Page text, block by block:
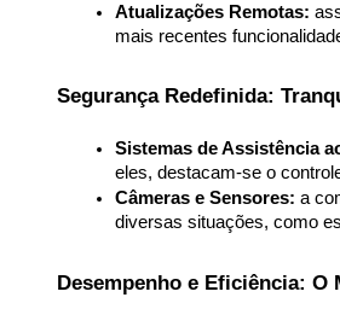
Atualizações Remotas:
mais recentes
Segurança Redefinida:
Sistemas de Assistência
eles, destacam-se o
Câmeras e Sensores: a
diversas situações, como
Desempenho e Eficiência: O